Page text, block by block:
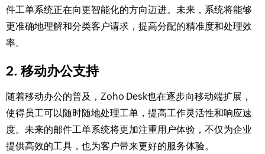
件工单系统正在向更智能化的方向迈进。未来，系统将能够
更准确地理解和分类客户请求，提高分配的精准度和处理效
率。
2. 移动办公支持
随着移动办公的普及，Zoho Desk也在逐步向移动端扩展，
使得员工可以随时随地处理工单，提高工作灵活性和响应速
度。未来的邮件工单系统将更加注重用户体验，不仅为企业
提供高效的工具，也为客户带来更好的服务体验。